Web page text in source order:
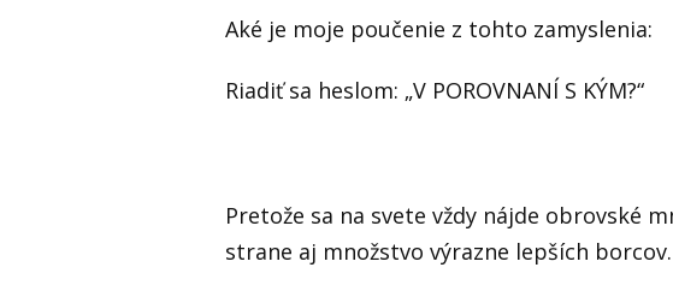
Aké je moje poučenie z tohto zamyslenia:
Riadiť sa heslom: „V POROVNANÍ S KÝM?“
Pretože sa na svete vždy nájde obrovské
strane aj množstvo výrazne lepších borcov.